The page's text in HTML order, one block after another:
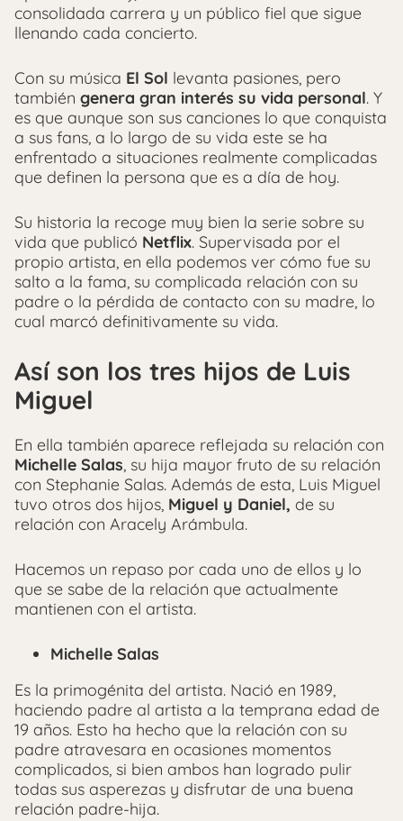
consolidada carrera y un público fiel que sigue
llenando cada concierto.
Con su música El Sol levanta pasiones, pero
también genera gran interés su vida personal. Y
es que aunque son sus canciones lo que conquista
a sus fans, a lo largo de su vida este se ha
enfrentado a situaciones realmente complicadas
que definen la persona que es a día de hoy.
Su historia la recoge muy bien la serie sobre su
vida que publicó Netflix. Supervisada por el
propio artista, en ella podemos ver cómo fue su
salto a la fama, su complicada relación con su
padre o la pérdida de contacto con su madre, lo
cual marcó definitivamente su vida.
Así son los tres hijos de Luis
Miguel
En ella también aparece reflejada su relación con
Michelle Salas, su hija mayor fruto de su relación
con Stephanie Salas. Además de esta, Luis Miguel
tuvo otros dos hijos, Miguel y Daniel, de su
relación con Aracely Arámbula.
Hacemos un repaso por cada uno de ellos y lo
que se sabe de la relación que actualmente
mantienen con el artista.
Michelle Salas
Es la primogénita del artista. Nació en 1989,
haciendo padre al artista a la temprana edad de
19 años. Esto ha hecho que la relación con su
padre atravesara en ocasiones momentos
complicados, si bien ambos han logrado pulir
todas sus asperezas y disfrutar de una buena
relación padre-hija.